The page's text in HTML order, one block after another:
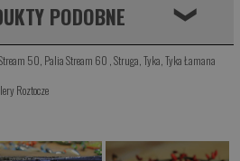
PODOBNE ❮
50 Palia Stream 60 ,Struga ,Tyka ,Tyka Łamana
Roztocze